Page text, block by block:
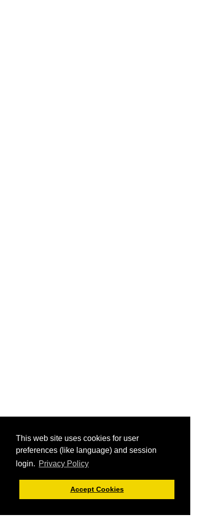
This web site uses cookies for user
preferences (like language) and session
login. Privacy Policy
Accept Cookies